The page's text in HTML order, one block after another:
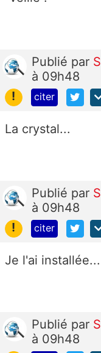
Publié par
à 09h48
!
citer
La crystal...
Publié par
à 09h48
!
citer
Je l'ai installée...
Publié par
à 09h48